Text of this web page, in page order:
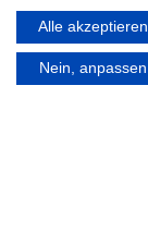
Alle akzeptieren
Nein, anpassen